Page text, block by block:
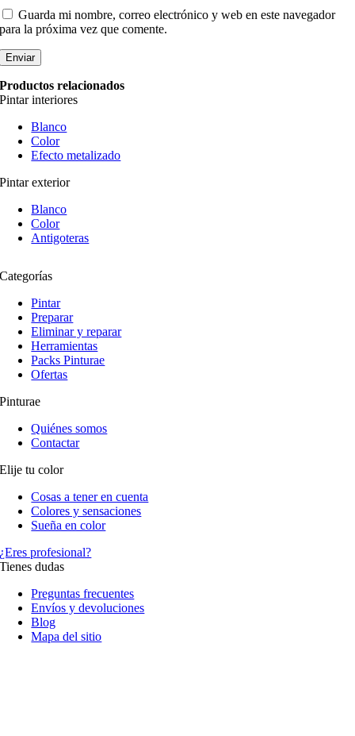
Guarda mi nombre, correo electrónico y web en este navegador
para la próxima vez que comente.
Productos relacionados
Pintar interiores
Blanco
Color
Efecto metalizado
Pintar exterior
Blanco
Color
Antigoteras
Categorías
Pintar
Preparar
Eliminar y reparar
Herramientas
Packs Pinturae
Ofertas
Pinturae
Quiénes somos
Contactar
Elije tu color
Cosas a tener en cuenta
Colores y sensaciones
Sueña en color
¿Eres profesional?
Tienes dudas
Preguntas frecuentes
Envíos y devoluciones
Blog
Mapa del sitio